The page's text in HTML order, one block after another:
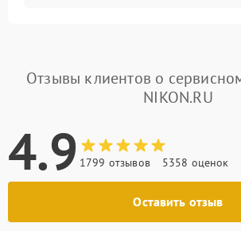
Отзывы клиентов о
NIKON.RU
4.9 1799 отзывов 5358 оценок
Оставить отзыв